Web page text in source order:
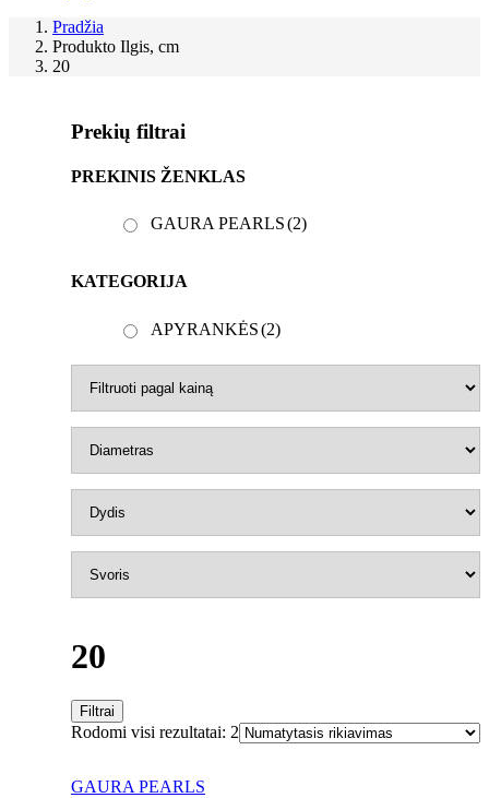
Pradžia
Produkto Ilgis, cm
20
Prekių filtrai
PREKINIS ŽENKLAS
GAURA PEARLS(2)
KATEGORIJA
APYRANKĖS(2)
20
Filtrai
Rodomi visi rezultatai: 2
GAURA PEARLS